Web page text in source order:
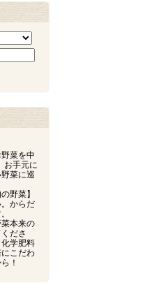
菜を中
お手元に
菜に巡
野菜】
からだ
本来の
ださ
学肥料
こだわ
！